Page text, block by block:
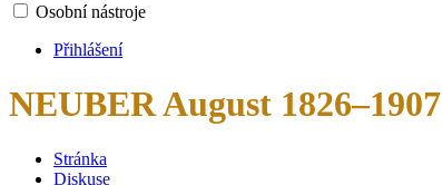
Osobní nástroje
Přihlášení
NEUBER August 1826–1907
Stránka
Diskuse